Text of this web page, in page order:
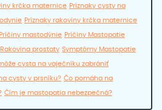
krčka maternice Príznaky cysty na
Príznaky rakoviny krčka maternice
Príčiny mastodýnie Príčiny Mastopatie
Rakovina prostaty Symptómy Mastopatie
cysta na vaječníku zabrániť
cysty v prsníku? Čo pomáha na
Čím je mastopatia nebezpečná?